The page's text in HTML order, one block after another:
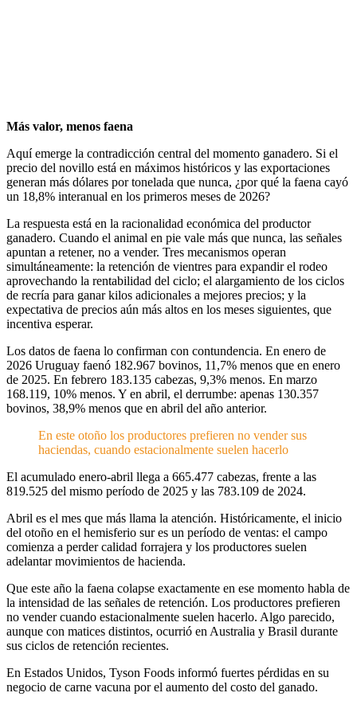
Más valor, menos faena
Aquí emerge la contradicción central del momento ganadero. Si el
precio del novillo está en máximos históricos y las exportaciones
generan más dólares por tonelada que nunca, ¿por qué la faena cayó
un 18,8% interanual en los primeros meses de 2026?
La respuesta está en la racionalidad económica del productor
ganadero. Cuando el animal en pie vale más que nunca, las señales
apuntan a retener, no a vender. Tres mecanismos operan
simultáneamente: la retención de vientres para expandir el rodeo
aprovechando la rentabilidad del ciclo; el alargamiento de los ciclos
de recría para ganar kilos adicionales a mejores precios; y la
expectativa de precios aún más altos en los meses siguientes, que
incentiva esperar.
Los datos de faena lo confirman con contundencia. En enero de
2026 Uruguay faenó 182.967 bovinos, 11,7% menos que en enero
de 2025. En febrero 183.135 cabezas, 9,3% menos. En marzo
168.119, 10% menos. Y en abril, el derrumbe: apenas 130.357
bovinos, 38,9% menos que en abril del año anterior.
En este otoño los productores prefieren no vender sus
haciendas, cuando estacionalmente suelen hacerlo
El acumulado enero-abril llega a 665.477 cabezas, frente a las
819.525 del mismo período de 2025 y las 783.109 de 2024.
Abril es el mes que más llama la atención. Históricamente, el inicio
del otoño en el hemisferio sur es un período de ventas: el campo
comienza a perder calidad forrajera y los productores suelen
adelantar movimientos de hacienda.
Que este año la faena colapse exactamente en ese momento habla de
la intensidad de las señales de retención. Los productores prefieren
no vender cuando estacionalmente suelen hacerlo. Algo parecido,
aunque con matices distintos, ocurrió en Australia y Brasil durante
sus ciclos de retención recientes.
En Estados Unidos, Tyson Foods informó fuertes pérdidas en su
negocio de carne vacuna por el aumento del costo del ganado.